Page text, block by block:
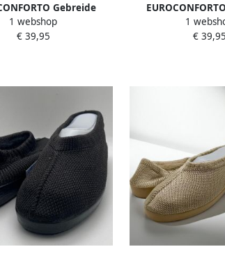
Gebreide
Schoen Blauw Celeste
Instappers Pantoffel
1 webshop
€ 39,95
Portugese
Amethyst Paars
1
€ 39,95